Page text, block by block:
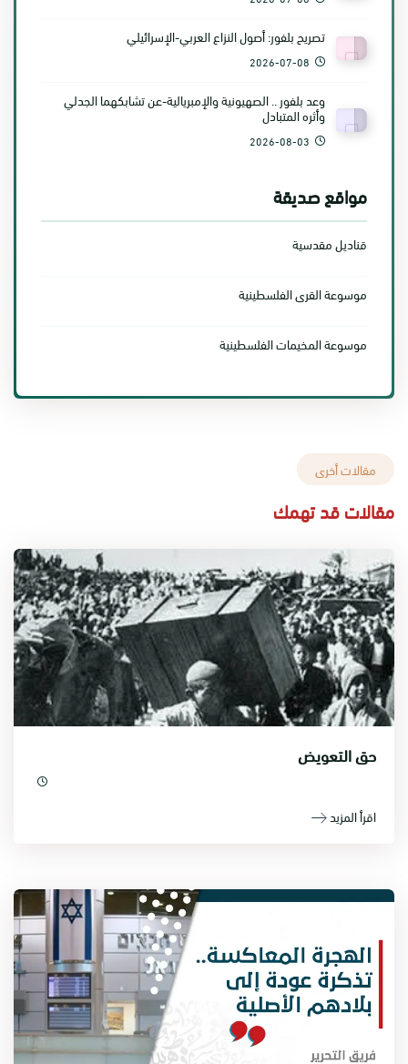
تصريح بلفور: أصول النزاع العربي-الإسرائيلي
2026-07-08
وعد بلفور .. الصهيونية والإمبريالية-عن تشابكهما الجدلي
وأثره المتبادل
2026-08-03
مواقع صديقة
قناديل مقدسية
موسوعة القرى الفلسطينية
موسوعة المخيمات الفلسطينية
مقالات أخرى
مقالات قد تهمك
حق التعويض
اقرأ المزيد